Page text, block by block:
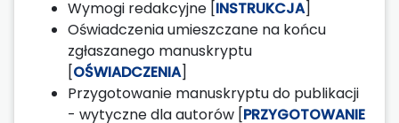
Wymogi redakcyjne [INSTRUKCJA]
Oświadczenia umieszczane na końcu
zgłaszanego manuskryptu
[OŚWIADCZENIA]
Przygotowanie manuskryptu do publikacji
- wytyczne dla autorów [PRZYGOTOWANIE